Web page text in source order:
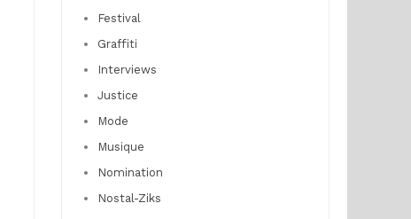
Festival
Graffiti
Interviews
Justice
Mode
Musique
Nomination
Nostal-Ziks